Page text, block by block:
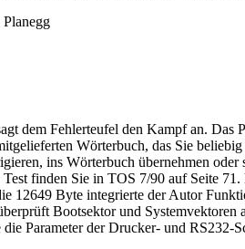
dem Fehlerteufel den Kampf an.
Wörterbuch, das Sie
ins Wörterbuch übernehmen
finden Sie in TOS 7/90 auf Seite
12649 Byte integrierte der Autor
Bootsektor und
Parameter der Drucker- und